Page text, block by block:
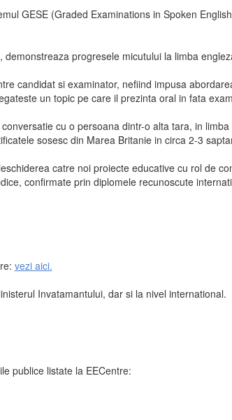
GESE (Graded Examinations in Spoken
progresele micutului la limba
candidat si examinator, nefiind impusa
un topic pe care il prezinta oral in fata
cu o persoana dintr-o alta tara, in
sosesc din Marea Britanie in circa 2-3
catre noi proiecte educative cu rol de
confirmate prin diplomele recunoscute
vezi aici.
Invatamantului, dar si la nivel international.
publice listate la EECentre: